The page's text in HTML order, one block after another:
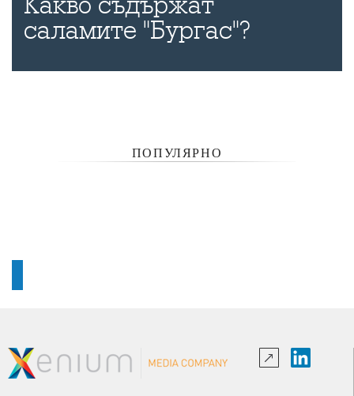
саламите "Бургас"?
ПОПУЛЯРНО